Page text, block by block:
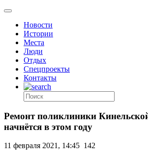
Новости
Истории
Места
Люди
Отдых
Спецпроекты
Контакты
Ремонт поликлиники
начнётся в этом году
11 февраля 2021, 14:45 142